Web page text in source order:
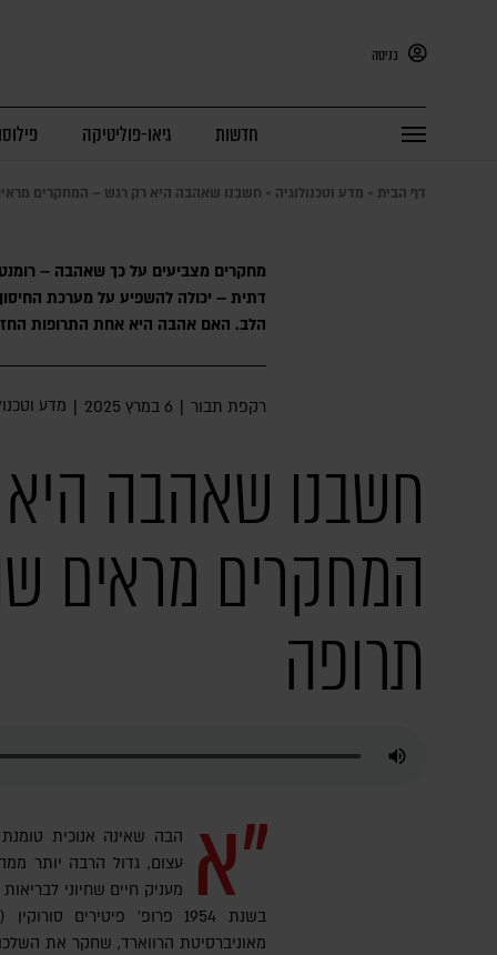
כניסה
חדשות גיאו-פוליטיקה
דף הבית » מדע וטכנולוגיה » חשבנו שאהבה היא רק רגש – המחקרים
מחקרים מצביעים על כך שאהבה –
דתית – יכולה להשפיע על מערכת החיסון,
הלב. האם אהבה היא אחת התרופות
רקפת תבור | 6 במרץ 2025 | מדע
חשבנו שאהבה
המחקרים מראים
תרופה
"א
הבה שאינה אנוכית טומנת
עצום, גדול הרבה יותר
מעניק חיים שחיוני
מאוניברסיטת הרווארד, שחקר את